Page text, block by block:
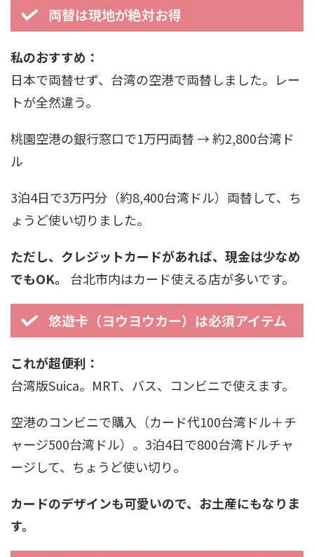
両替は現地が絶対お得
私のおすすめ：
日本で両替せず、台湾の空港で両替しました。レー
トが全然違う。
桃園空港の銀行窓口で1万円両替 → 約2,800台湾ド
ル
3泊4日で3万円分（約8,400台湾ドル）両替して、ち
ょうど使い切りました。
ただし、クレジットカードがあれば、現金は少なめ
でもOK。
台北市内はカード使える店が多いです。
悠遊卡（ヨウヨウカー）は必須アイテム
これが超便利：
台湾版Suica。MRT、バス、コンビニで使えます。
空港のコンビニで購入（カード代100台湾ドル＋チ
ャージ500台湾ドル）。3泊4日で800台湾ドルチャ
ージして、ちょうど使い切り。
カードのデザインも可愛いので、お土産にもなりま
す。